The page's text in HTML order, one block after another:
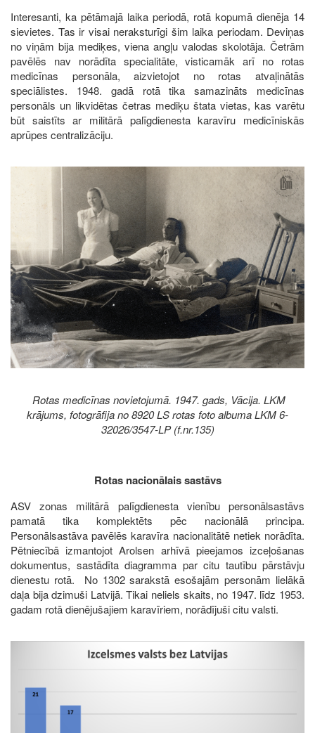
Interesanti, ka pētāmajā laika periodā, rotā kopumā dienēja 14
sievietes. Tas ir visai neraksturīgi šim laika periodam. Deviņas
no viņām bija mediķes, viena angļu valodas skolotāja. Četrām
pavēlēs nav norādīta specialitāte, visticamāk arī no rotas
medicīnas personāla, aizvietojot no rotas atvaļinātās
speciālistes. 1948. gadā rotā tika samazināts medicīnas
personāls un likvidētas četras mediķu štata vietas, kas varētu
būt saistīts ar militārā palīgdienesta karavīru medicīniskās
aprūpes centralizāciju.
Rotas medicīnas novietojumā. 1947. gads, Vācija. LKM
krājums, fotogrāfija no 8920 LS rotas foto albuma LKM 6-
32026/3547-LP (f.nr.135)
Rotas nacionālais sastāvs
ASV zonas militārā palīgdienesta vienību personālsastāvs
pamatā tika komplektēts pēc nacionālā principa.
Personālsastāva pavēlēs karavīra nacionalitātē netiek norādīta.
Pētniecībā izmantojot Arolsen arhīvā pieejamos izceļošanas
dokumentus, sastādīta diagramma par citu tautību pārstāvju
dienestu rotā. No 1302 sarakstā esošajām personām lielākā
daļa bija dzimuši Latvijā. Tikai neliels skaits, no 1947. līdz 1953.
gadam rotā dienējušajiem karavīriem, norādījuši citu valsti.